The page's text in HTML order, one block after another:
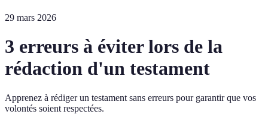
29 mars 2026
3 erreurs à éviter lors de la
rédaction d'un testament
Apprenez à rédiger un testament sans erreurs pour garantir que vos
volontés soient respectées.